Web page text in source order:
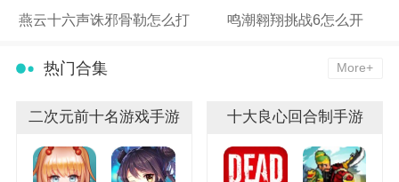
燕云十六声诛邪骨勒怎么打 鸣潮翱翔挑战6怎么开
热门合集 More+
二次元前十名游戏手游 十大良心回合制手游